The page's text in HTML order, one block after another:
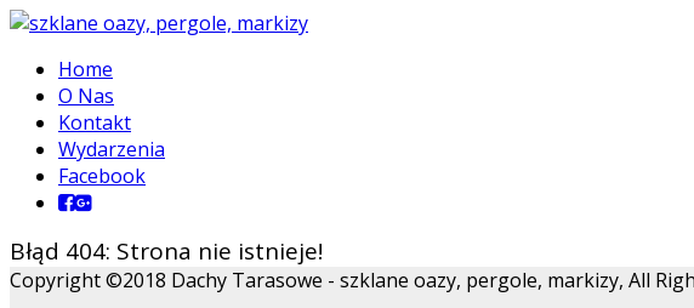
Home
O Nas
Kontakt
Wydarzenia
Facebook
Błąd 404: Strona nie istnieje!
Copyright ©2018 Dachy Tarasowe - szklane oazy, pergole, markizy, All